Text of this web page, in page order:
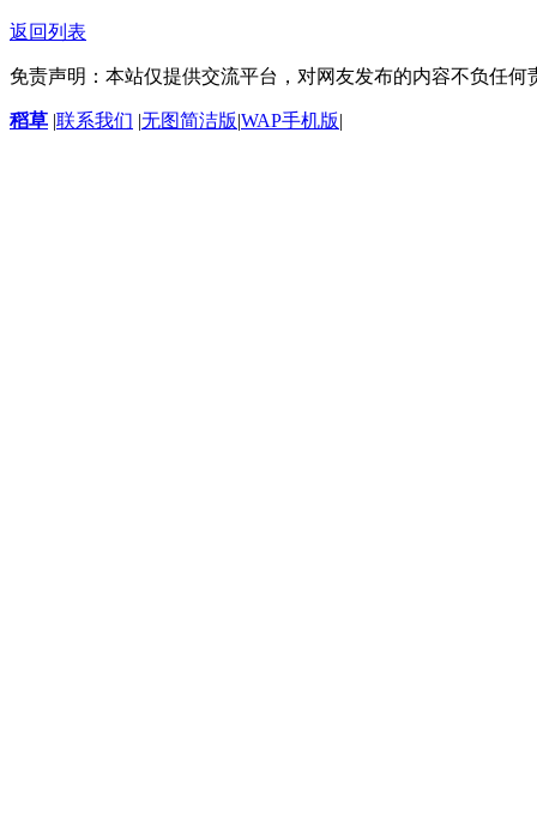
返回列表
免责声明：本站仅提供交流平台，对网友发布的内容不负任
稻草 |联系我们 |无图简洁版|WAP手机版|